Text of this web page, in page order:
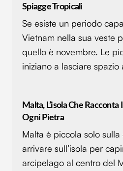
Spiagge Tropicali
Se esiste un periodo
Vietnam nella sua veste
quello è novembre. Le
iniziano a lasciare spazio
Malta, L’isola Che
Ogni Pietra
Malta è piccola solo sulla
arrivare sull’isola per
arcipelago al centro del